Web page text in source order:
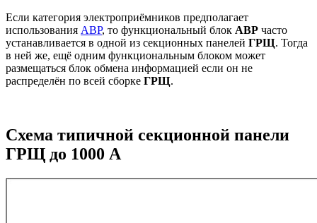
Если категория электроприёмников предполагает
использования АВР, то функциональный блок АВР часто
устанавливается в одной из секционных панелей ГРЩ. Тогда
в ней же, ещё одним функциональным блоком может
размещаться блок обмена информацией если он не
распределён по всей сборке ГРЩ.
Схема типичной секционной панели
ГРЩ до 1000 A